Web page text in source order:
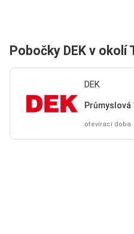
Pobočky DEK v okolí
DEK
Průmyslová
otevírací doba